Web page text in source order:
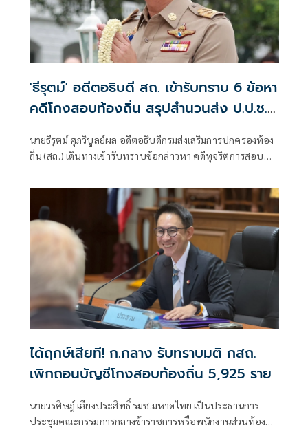
'ธีรุตม์' อดีตอธิบดี สถ. เข้ารับทราบ 6 ข้อหา
คดีโกงสอบท้องถิ่น สรุปสำนวนส่ง ป.ป.ช.
นายธีรุตม์ ศุภวิบูลย์ผล อดีตอธิบดีกรมส่งเสริมการปกครองท้อง
ถิ่น (สถ.) เดินทางเข้ารับทราบข้อกล่าวหา คดีทุจริตการสอบ
ได้ฤกษ์เสียที! ก.กลาง รับทราบมติ กสถ.
เพิกถอนบัญชีโกงสอบท้องถิ่น 5,925 ราย
นายวรศิษฎ์ เลียงประสิทธิ์ รมช.มหาดไทย เป็นประธานการ
ประชุมคณะกรรมการกลางข้าราชการหรือพนักงานส่วนท้อง